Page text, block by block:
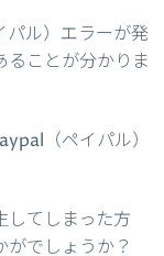
パル）エラーが発
ことが分かりま
（ペイパル）
てしまった方
でしょうか？